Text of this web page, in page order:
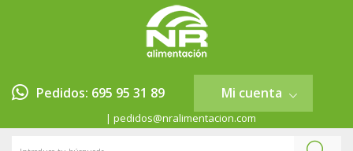
Mi cuenta
Pedidos: 695 95 31 89
| pedidos@nralimentacion.com